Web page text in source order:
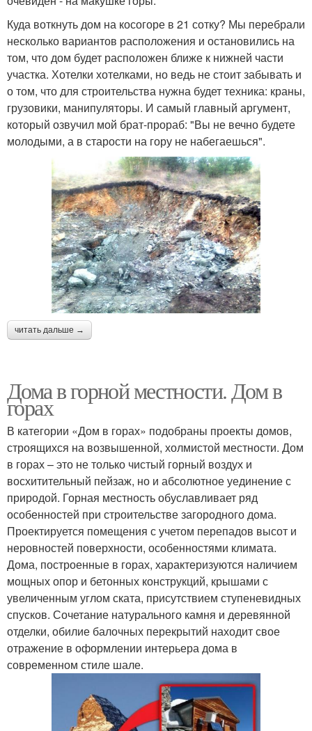
Куда воткнуть дом на косогоре в 21 сотку? Мы перебрали
несколько вариантов расположения и остановились на
том, что дом будет расположен ближе к нижней части
участка. Хотелки хотелками, но ведь не стоит забывать и
о том, что для строительства нужна будет техника: краны,
грузовики, манипуляторы. И самый главный аргумент,
который озвучил мой брат-прораб: "Вы не вечно будете
молодыми, а в старости на гору не набегаешься".
читать дальше →
Дома в горной местности. Дом в
горах
В категории «Дом в горах» подобраны проекты домов,
строящихся на возвышенной, холмистой местности. Дом
в горах – это не только чистый горный воздух и
восхитительный пейзаж, но и абсолютное уединение с
природой. Горная местность обуславливает ряд
особенностей при строительстве загородного дома.
Проектируется помещения с учетом перепадов высот и
неровностей поверхности, особенностями климата.
Дома, построенные в горах, характеризуются наличием
мощных опор и бетонных конструкций, крышами с
увеличенным углом ската, присутствием ступеневидных
спусков. Сочетание натурального камня и деревянной
отделки, обилие балочных перекрытий находит свое
отражение в оформлении интерьера дома в
современном стиле шале.